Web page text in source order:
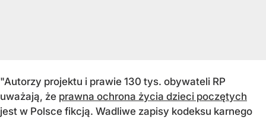
"Autorzy projektu i prawie 130 tys. obywateli RP
uważają, że prawna ochrona życia dzieci poczętych
jest w Polsce fikcją. Wadliwe zapisy kodeksu karnego